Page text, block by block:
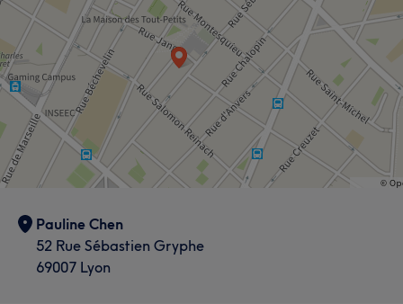
Pauline Chen
52 Rue Sébastien Gryphe
69007 Lyon